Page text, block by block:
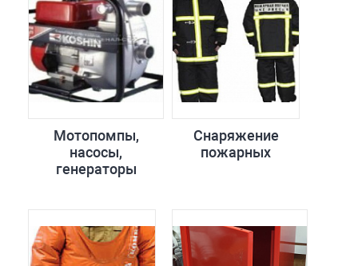
Мотопомпы,
насосы,
генераторы
Снаряжение
пожарных